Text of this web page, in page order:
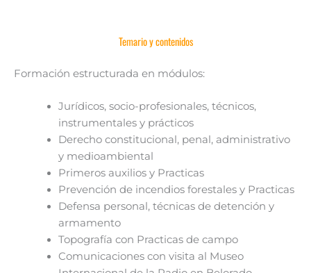
Temario y contenidos
Formación estructurada en módulos:
Jurídicos, socio-profesionales, técnicos,
instrumentales y prácticos
Derecho constitucional, penal, administrativo
y medioambiental
Primeros auxilios y Practicas
Prevención de incendios forestales y Practicas
Defensa personal, técnicas de detención y
armamento
Topografía con Practicas de campo
Comunicaciones con visita al Museo